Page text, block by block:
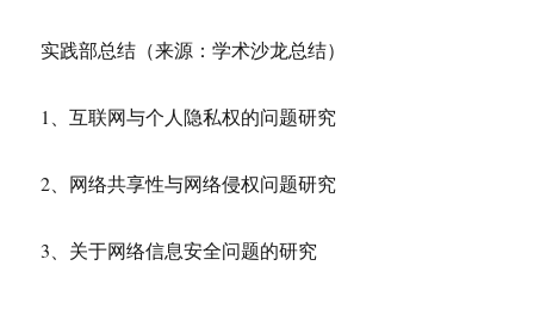
实践部总结（来源：学术沙龙总结）
1、互联网与个人隐私权的问题研究
2、网络共享性与网络侵权问题研究
3、关于网络信息安全问题的研究